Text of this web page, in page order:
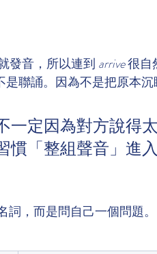
發音，所以連到 arrive 很自
是聯誦。因為不是把原本沉
一定因為對方說得
「整組聲音」進入
，而是問自己一個問題。